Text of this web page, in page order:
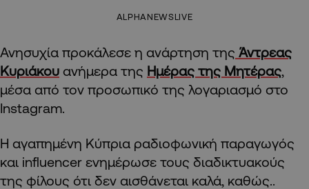
ALPHANEWSLIVE
Ανησυχία προκάλεσε η ανάρτηση της Άντρεας
Κυριάκου ανήμερα της Ημέρας της Μητέρας,
μέσα από τον προσωπικό της λογαριασμό στο
Instagram.
Η αγαπημένη Κύπρια ραδιοφωνική παραγωγός
και influencer ενημέρωσε τους διαδικτυακούς
της φίλους ότι δεν αισθάνεται καλά, καθώς..